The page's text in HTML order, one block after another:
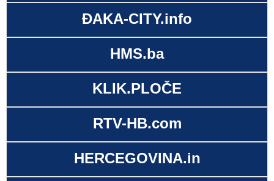
ĐAKA-CITY.info
HMS.ba
KLIK.PLOČE
RTV-HB.com
HERCEGOVINA.in